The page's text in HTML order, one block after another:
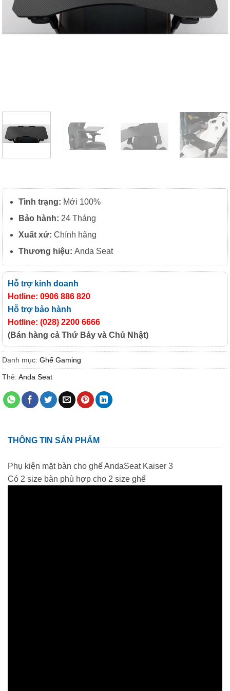
Tình trạng: Mới 100%
Bảo hành: 24 Tháng
Xuất xứ: Chính hãng
Thương hiệu: Anda Seat
Hỗ trợ kinh doanh
Hotline: 0906 886 820
Hỗ trợ bảo hành
Hotline: (028) 2200 6666
(Bán hàng cả Thứ Bảy và Chủ Nhật)
Danh mục: Ghế Gaming
Thẻ: Anda Seat
THÔNG TIN SẢN PHẨM
Phụ kiện mặt bàn cho ghế AndaSeat Kaiser 3
Có 2 size bàn phù hợp cho 2 size ghế